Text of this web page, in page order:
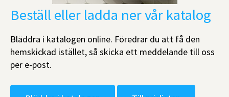
Beställ eller ladda ner vår katalog
Bläddra i katalogen online. Föredrar du att få den
hemskickad istället, så skicka ett meddelande till oss
per e-post.